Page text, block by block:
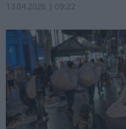
13.04.2026 | 09:22